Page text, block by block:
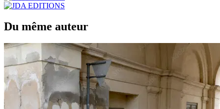
Du même auteur